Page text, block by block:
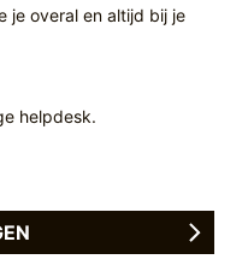
je overal en altijd bij je
helpdesk.